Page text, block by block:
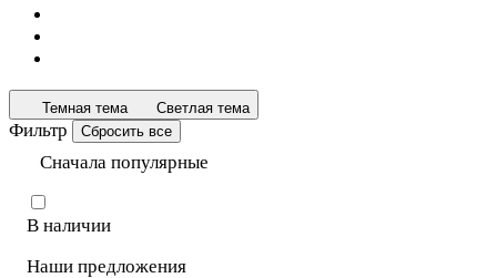
Темная тема Светлая тема
Фильтр Сбросить все
Сначала популярные
В наличии
Наши предложения